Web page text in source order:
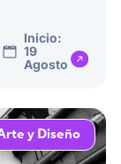
Inicio:
19
Agosto
y Diseño